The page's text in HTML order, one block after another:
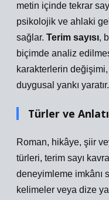
metin içinde tekrar
psikolojik ve ahlaki
sağlar. Terim sayısı,
biçimde analiz
karakterlerin
duygusal yankı yaratır.
Türler ve
Roman, hikâye, şiir
türleri, terim sayı
deneyimleme imkânı
kelimeler veya dize